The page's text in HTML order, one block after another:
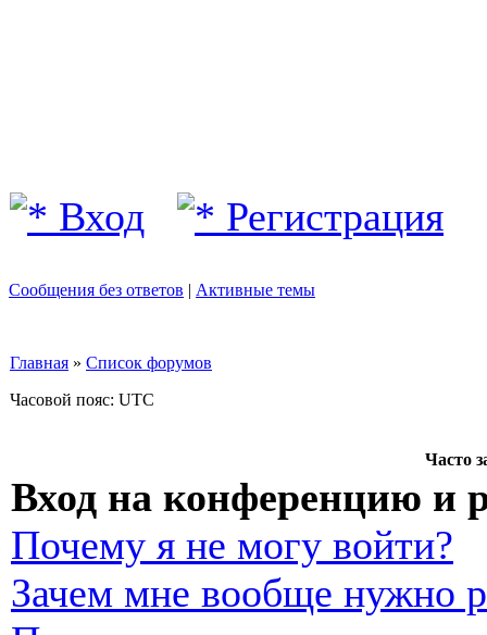
Вход Регистрация
Сообщения без ответов | Активные темы
Главная » Список форумов
Часовой пояс: UTC
Часто
Вход на конференцию и
Почему я не могу войти?
Зачем мне вообще нужно